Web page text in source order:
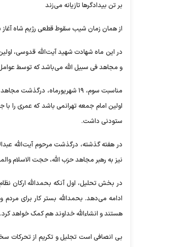
بر تن بیدادگر‌ها تازیانه می‌زند
از همان زمان شیب سقوط قطعی رژیم شاه
در این ماه شهادت شهید آیت‌الله قدوسی،
و مجاهد فی سبیل الله می‌باشد که توسط
مناسبت سوم، ۱۹ شهریورماه،
اولین امام جمعه تهرانمی باشد که عمری را با
ستودنی داشت.
در هفته گذشته، درگذشت مرحوم آیت‌الله
نیز به رهبر مجاهد حزب الله، حجت الاسلام
در بخش تحلیل، اول آنکه بحمدالله ارکان
ادامه می‌دهد. بحمدالله بستر کار برای
هستند و انشاءالله خداوند هم کمک خواهد
بی انصافی است تجلیل و تکریم از تحرکات